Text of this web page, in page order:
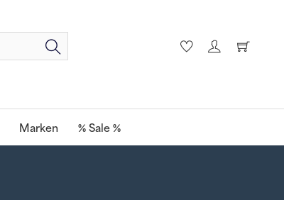
Marken % Sale %